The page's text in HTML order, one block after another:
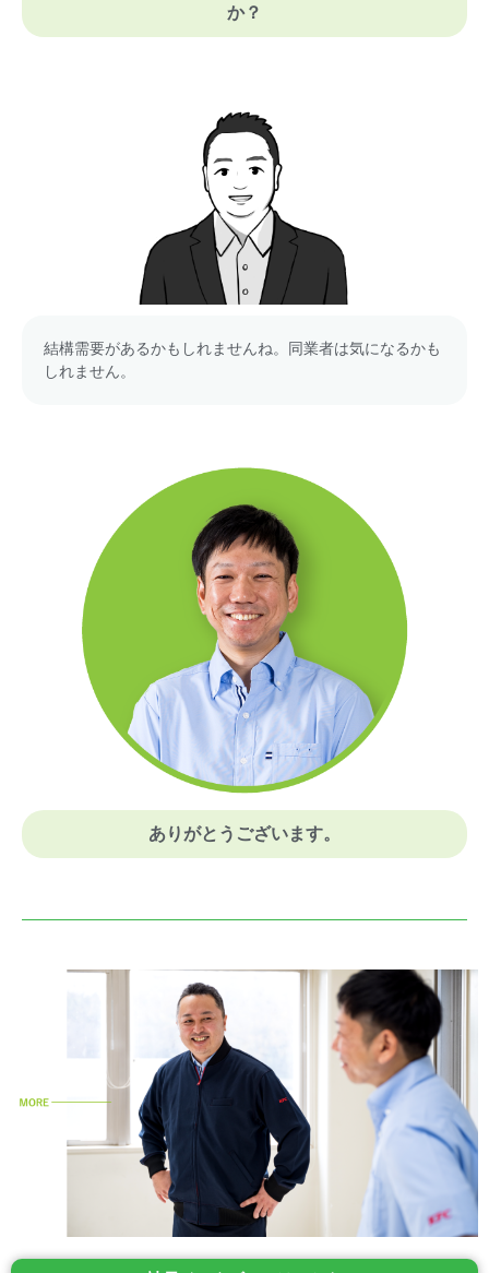
か？
結構需要があるかもしれませんね。同業者は気になるかも
しれません。
ありがとうございます。